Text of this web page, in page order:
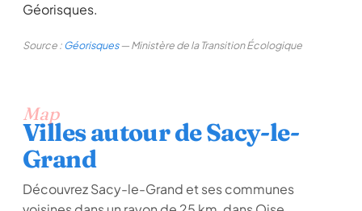
Géorisques.
Source :Géorisques— Ministère de la Transition Écologique
Map
Villes autour de Sacy-le-
Grand
Découvrez Sacy-le-Grand et ses communes